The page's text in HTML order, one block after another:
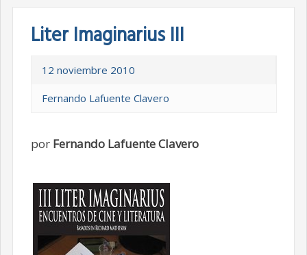
Liter Imaginarius III
12 noviembre 2010
Fernando Lafuente Clavero
por Fernando Lafuente Clavero